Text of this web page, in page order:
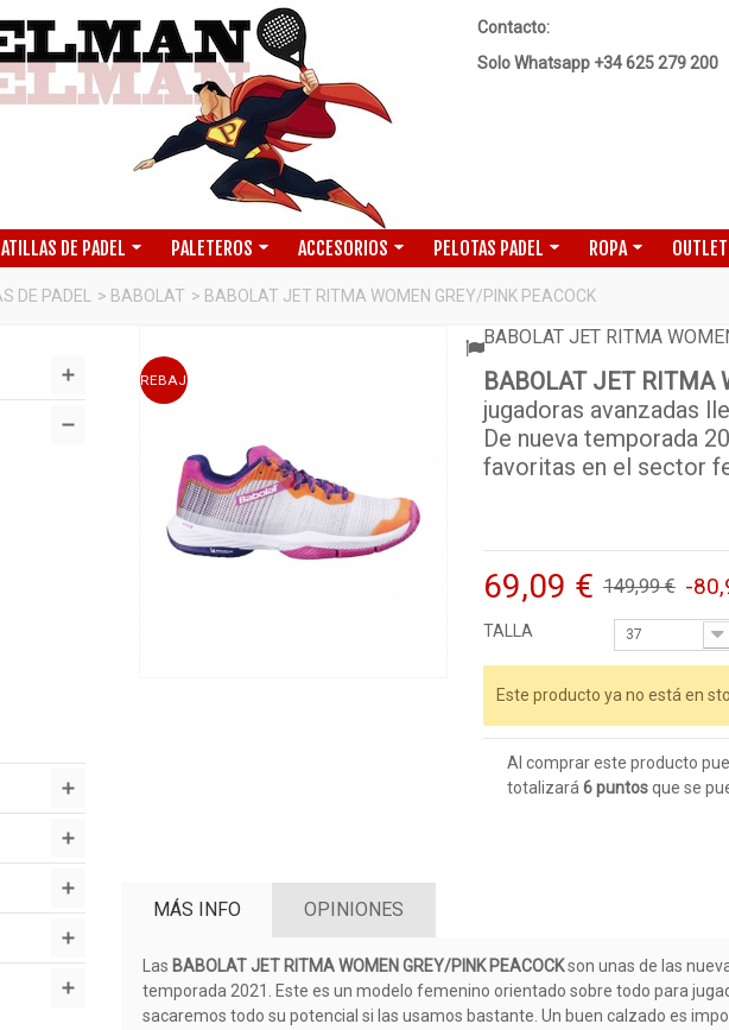
Contacto:
Solo Whatsapp +34 625 279 200
DE PADEL PALETEROS ACCESORIOS PELOTAS PADEL ROPA
DE PADEL > BABOLAT > BABOLAT JET RITMA WOMEN GREY/PINK PEACOCK
REBAJADO
BABOLAT JET RITMA
BABOLAT JET RITMA
jugadoras avanzadas
De nueva temporada
favoritas en el sector
69,09 € 149,99 € -
TALLA 37
Este producto ya no está en
Al comprar este producto
totalizará 6puntosque se
MÁS INFO OPINIONES
Las BABOLAT JET RITMA WOMEN GREY/PINK PEACOCKson unas de las
temporada 2021. Este es un modelo femenino orientado sobre todo para
sacaremos todo su potencial si las usamos bastante. Un buen calzado es